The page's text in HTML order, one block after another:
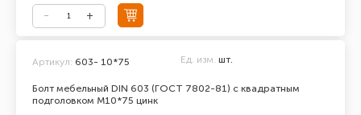
Болт мебельный DIN 603 (ГОСТ 7802-81) с квадратным
подголовком М10*75 цинк
Артикул: 603- 10*75 Ед. изм. шт.